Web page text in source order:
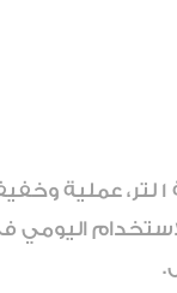
رشاشة زرع باللون
اليومي في